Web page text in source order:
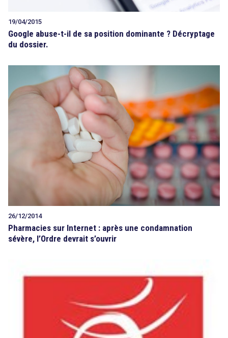
19/04/2015
Google abuse-t-il de sa position dominante ? Décryptage
du dossier.
26/12/2014
Pharmacies sur Internet : après une condamnation
sévère, l’Ordre devrait s’ouvrir